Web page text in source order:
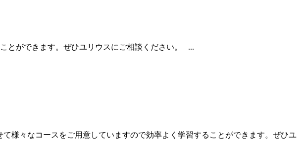
とができます。ぜひユリウスにご相談ください。 ...
様々なコースをご用意していますので効率よく学習することができます。ぜひユ